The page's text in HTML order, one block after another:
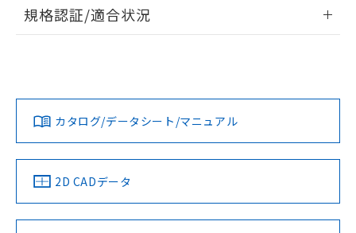
EU RoHS 注意事項・凡例
対応済み
中国 RoHS 注意事項・凡例
規格認証/適合状況
LR型式承認
（イギリス
船舶規格）
DNV型式承認
（ノルウェー
BV型式承認
（フランス
KR型式
（韓国
No No No No
カタログ/データシート/マニュアル
2D CADデータ
および当社の共同利用者が、当社の製
品・サービスに関するお客様との取
の共同利用に関して"
の「1.共同利
用者の範囲」に記載されている法人を
下記の非含有証明書をダウンロードするこ
51物質の非含有証明書（当社基準）
※本証明書は発行日時点で非含有を証明す
るもので、過去に遡って非含有を証明する
ものではありません。
また、RoHS指令のフタル酸エステル類４
物質の対応では、対応完了までの期間は出